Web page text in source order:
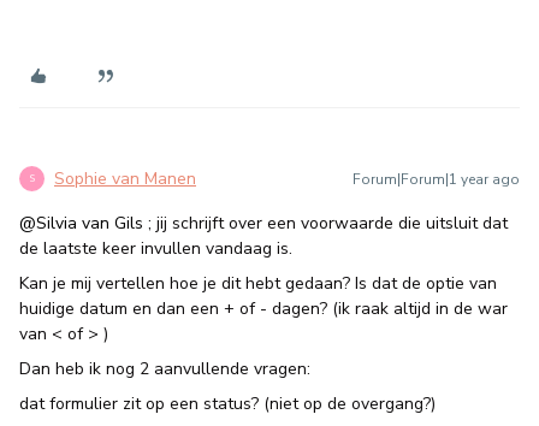
S Sophie van Manen Forum|Forum|1 year ago
@Silvia van Gils ; jij schrijft over een voorwaarde die uitsluit dat
de laatste keer invullen vandaag is.
Kan je mij vertellen hoe je dit hebt gedaan? Is dat de optie van
huidige datum en dan een + of - dagen? (ik raak altijd in de war
van < of > )
Dan heb ik nog 2 aanvullende vragen:
dat formulier zit op een status? (niet op de overgang?)